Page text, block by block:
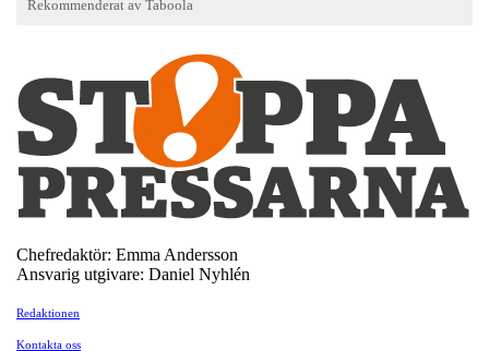
Chefredaktör: Emma Andersson
Ansvarig utgivare: Daniel Nyhlén
Redaktionen
Kontakta oss